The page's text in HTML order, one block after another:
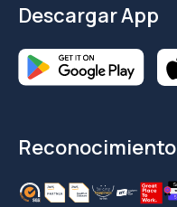
Descargar App
Reconocimiento